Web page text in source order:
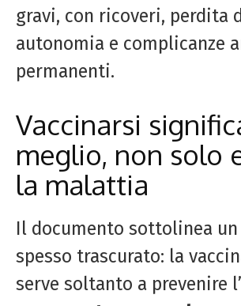
gravi, con ricoveri, perdita
autonomia e complicanze
permanenti.
Vaccinarsi
meglio, non solo
la malattia
Il documento sottolinea
spesso trascurato: la
serve soltanto a prevenire